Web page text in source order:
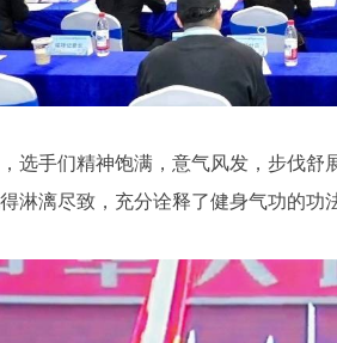
选手们精神饱满，意气风发，步伐
淋漓尽致，充分诠释了健身气功的功